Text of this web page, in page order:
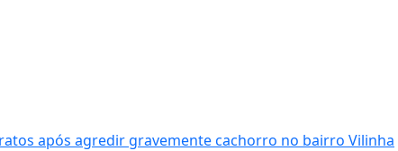
após agredir gravemente cachorro no bairro Vilinha